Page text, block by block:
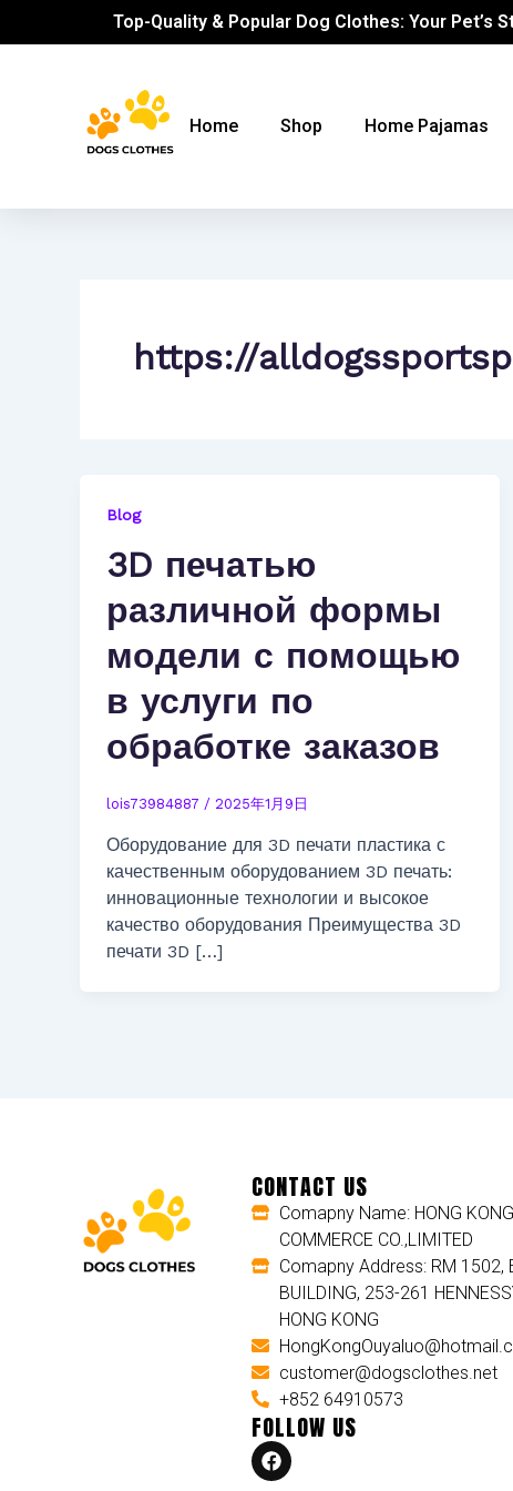
Top-Quality & Popular Dog Clothes: Your Pet’s
Home Shop Home Pajamas
https://
Blog
3D печатью
различной формы
модели с помощью
в услуги по
обработке заказов
lois73984887 / 2025年1月9日
Оборудование для 3D печати пластика с
качественным оборудованием 3D печать:
инновационные технологии и высокое
качество оборудования Преимущества 3D
печати 3D […]
CONTACT US
Comapny Name: HONG
COMMERCE CO.,LIMITED
Comapny Address: RM 1502,
BUILDING, 253-261
HONG KONG
customer@dogsclothes.net
+852 64910573
FOLLOW US
F
a